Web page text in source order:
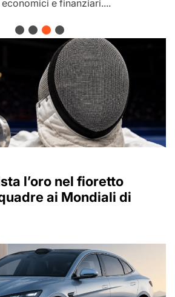
e finanziari....
l’oro nel fioretto
ai Mondiali di